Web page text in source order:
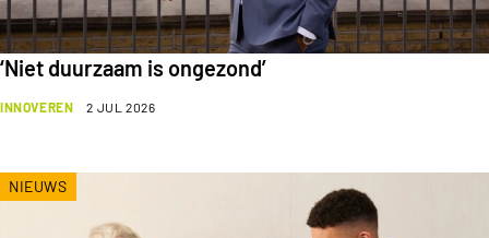
INNOVEREN 2 JUL 2026
‘Niet duurzaam is ongezond’
NIEUWS